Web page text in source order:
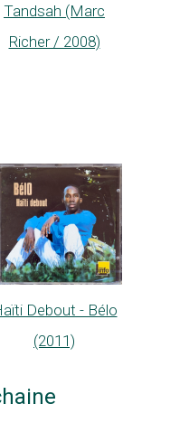
Tandsah (Marc
Richer / 2008)
Debout - Bélo
(2011)